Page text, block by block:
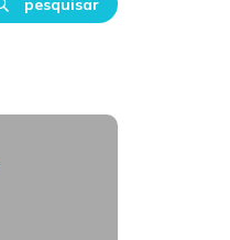
pesquisar